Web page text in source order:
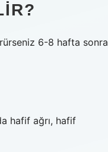
6-8 hafta sonra
hafif ağrı, hafif